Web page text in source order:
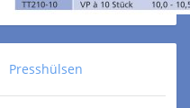
Presshülsen